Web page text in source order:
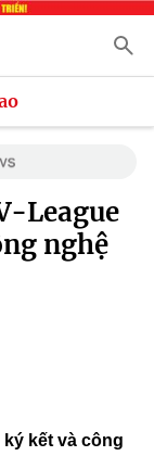
League
nghệ
ký kết và công